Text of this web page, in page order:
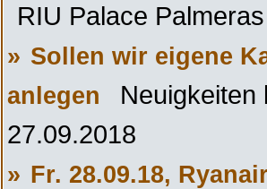
RIU Palace
» Sollen wir eigene
anlegen
Neuigkeiten
27.09.2018
» Fr. 28.09.18,